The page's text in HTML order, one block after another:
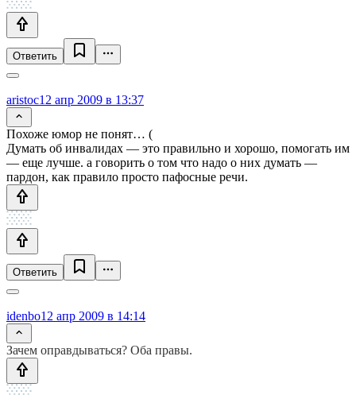
Ответить
aristoc12 апр 2009 в 13:37
Похоже юмор не понят… (
Думать об инвалидах — это правильно и хорошо, помогать им
— еще лучше. а говорить о том что надо о них думать —
пардон, как правило просто пафосные речи.
Ответить
idenbo12 апр 2009 в 14:14
Зачем оправдываться? Оба правы.